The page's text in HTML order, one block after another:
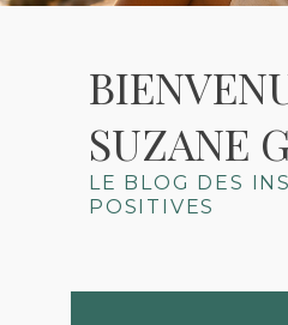
SUZANE
LE BLOG DES
POSITIVES